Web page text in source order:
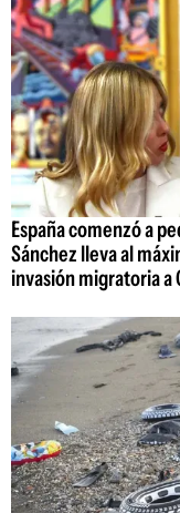
España comenzó a
Sánchez lleva al
invasión migratoria a